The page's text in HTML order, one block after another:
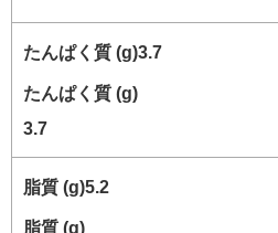
たんぱく質 (g)
3.7
脂質 (g)